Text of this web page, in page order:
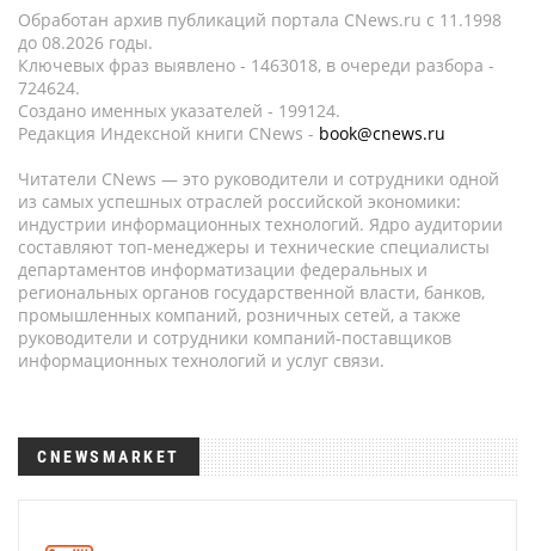
Обработан архив публикаций портала CNews.ru c 11.1998
до 08.2026 годы.
Ключевых фраз выявлено - 1463018, в очереди разбора -
724624.
Создано именных указателей - 199124.
Редакция Индексной книги CNews - book@cnews.ru
Читатели CNews — это руководители и сотрудники одной
из самых успешных отраслей российской экономики:
индустрии информационных технологий. Ядро аудитории
составляют топ-менеджеры и технические специалисты
департаментов информатизации федеральных и
региональных органов государственной власти, банков,
промышленных компаний, розничных сетей, а также
руководители и сотрудники компаний-поставщиков
информационных технологий и услуг связи.
CNEWSMARKET